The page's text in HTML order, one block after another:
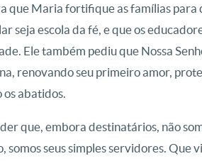
que Maria fortifique as famílias para
seja escola da fé, e que os
Ele também pediu que Nossa
renovando seu primeiro amor,
os abatidos.
que, embora destinatários, não
somos seus simples servidores. Que